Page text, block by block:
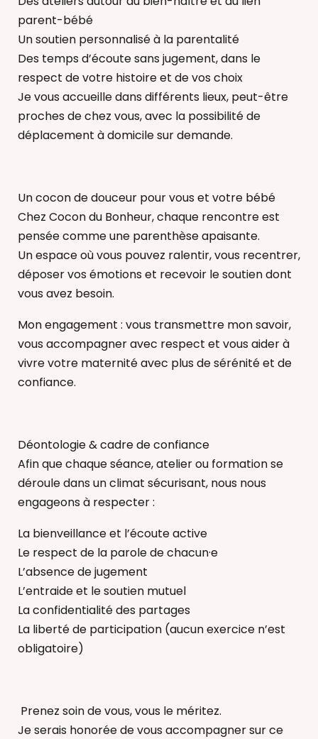
parent-bébé
Un soutien personnalisé à la parentalité
Des temps d’écoute sans jugement, dans le
respect de votre histoire et de vos choix
Je vous accueille dans différents lieux, peut-être
proches de chez vous, avec la possibilité de
déplacement à domicile sur demande.
Un cocon de douceur pour vous et votre bébé
Chez Cocon du Bonheur, chaque rencontre est
pensée comme une parenthèse apaisante.
Un espace où vous pouvez ralentir, vous recentrer,
déposer vos émotions et recevoir le soutien dont
vous avez besoin.
Mon engagement : vous transmettre mon savoir,
vous accompagner avec respect et vous aider à
vivre votre maternité avec plus de sérénité et de
confiance.
Déontologie & cadre de confiance
Afin que chaque séance, atelier ou formation se
déroule dans un climat sécurisant, nous nous
engageons à respecter :
La bienveillance et l’écoute active
Le respect de la parole de chacun·e
L’absence de jugement
L’entraide et le soutien mutuel
La confidentialité des partages
La liberté de participation (aucun exercice n’est
obligatoire)
Prenez soin de vous, vous le méritez.
Je serais honorée de vous accompagner sur ce